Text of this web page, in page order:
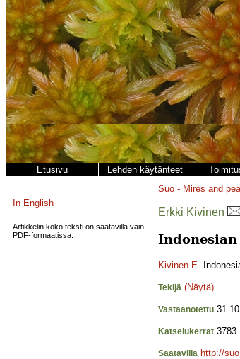
Etusivu Lehden käytänteet
In English
Artikkelin koko teksti on saatavilla vain
PDF-formaatissa.
Suo - Mires and
Erkki Kivinen
Kivinen E.
Tekijä (Näytä)
Vastaanotettu
Katselukerrat 3783
Saatavilla http://